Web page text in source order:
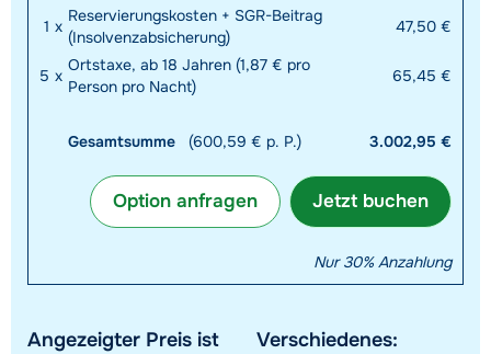
1 x
Reservierungskosten + SGR-Beitrag
(Insolvenzabsicherung)
47,50 €
5 x
Ortstaxe, ab 18 Jahren (1,87 € pro
Person pro Nacht)
65,45 €
Gesamtsumme (600,59 € p. P.) 3.002,95 €
Jetzt buchen
Option anfragen
Nur 30% Anzahlung
Angezeigter Preis ist Verschiedenes: